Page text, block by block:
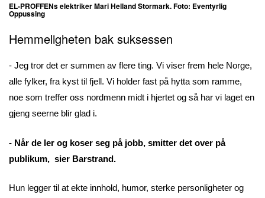
EL-PROFFENs elektriker Mari Helland Stormark. Foto: Eventyrlig
Oppussing
Hemmeligheten bak suksessen
- Jeg tror det er summen av flere ting. Vi viser frem hele Norge,
alle fylker, fra kyst til fjell. Vi holder fast på hytta som ramme,
noe som treffer oss nordmenn midt i hjertet og så har vi laget en
gjeng seerne blir glad i.
- Når de ler og koser seg på jobb, smitter det over på
publikum, sier Barstrand.
Hun legger til at ekte innhold, humor, sterke personligheter og